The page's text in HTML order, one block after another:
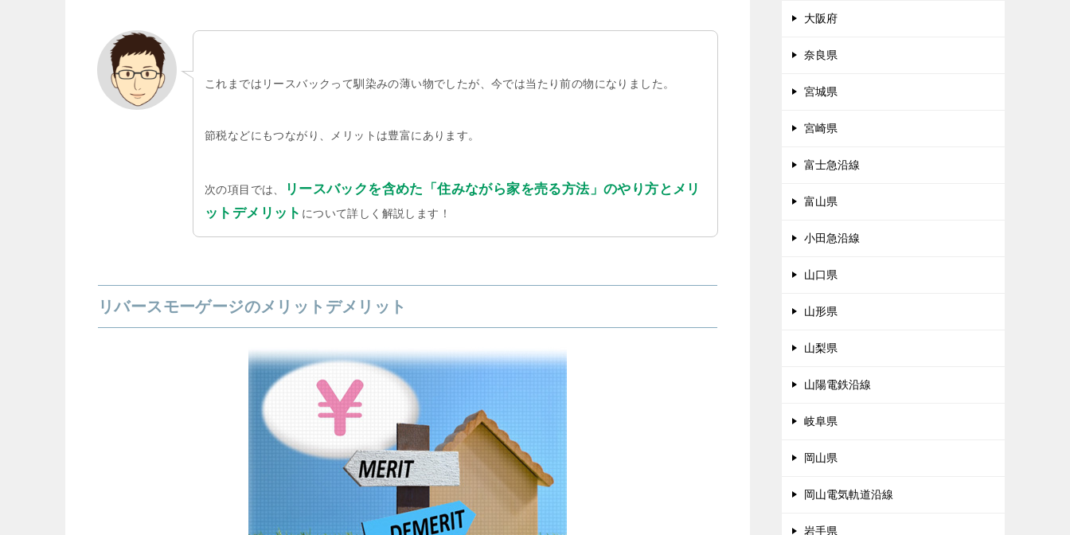
これまではリースバックって馴染みの薄い物でしたが、今では当たり前の物になりました。
節税などにもつながり、メリットは豊富にあります。
次の項目では、
リースバックを含めた「住みながら家を売る方法」のやり方とメリ
ットデメリット について詳しく解説します！
リバースモーゲージのメリットデメリット
大阪府
奈良県
宮城県
宮崎県
富士急沿線
富山県
小田急沿線
山口県
山形県
山梨県
山陽電鉄沿線
岐阜県
岡山県
岡山電気軌道沿線
岩手県